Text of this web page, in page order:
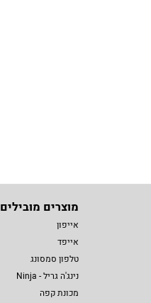
מוצרים מובילים
אייפון
אייפד
טלפון סמסונג
נינג'ה גריל - Ninja
מכונת קפה